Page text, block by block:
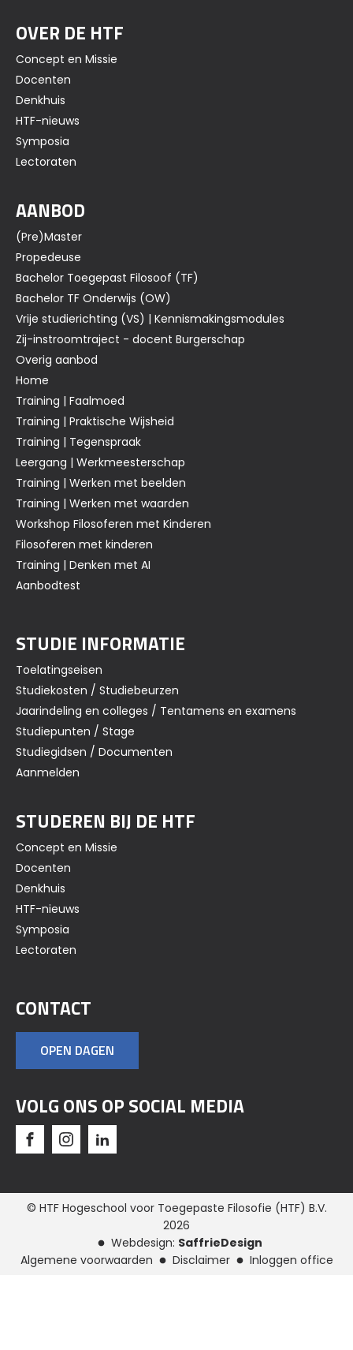
OVER DE HTF
Concept en Missie
Docenten
Denkhuis
HTF-nieuws
Symposia
Lectoraten
AANBOD
(Pre)Master
Propedeuse
Bachelor Toegepast Filosoof (TF)
Bachelor TF Onderwijs (OW)
Vrije studierichting (VS) | Kennismakingsmodules
Zij-instroomtraject - docent Burgerschap
Overig aanbod
Home
Training | Faalmoed
Training | Praktische Wijsheid
Training | Tegenspraak
Leergang | Werkmeesterschap
Training | Werken met beelden
Training | Werken met waarden
Workshop Filosoferen met Kinderen
Filosoferen met kinderen
Training | Denken met AI
Aanbodtest
STUDIE INFORMATIE
Toelatingseisen
Studiekosten / Studiebeurzen
Jaarindeling en colleges / Tentamens en examens
Studiepunten / Stage
Studiegidsen / Documenten
Aanmelden
STUDEREN BIJ DE HTF
Concept en Missie
Docenten
Denkhuis
HTF-nieuws
Symposia
Lectoraten
CONTACT
OPEN DAGEN
VOLG ONS OP SOCIAL MEDIA
© HTF Hogeschool voor Toegepaste Filosofie (HTF) B.V.
2026
Webdesign: SaffrieDesign
Algemene voorwaarden
Disclaimer Inloggen office